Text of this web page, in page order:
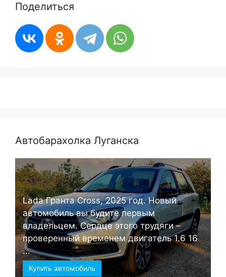
Поделиться
Автобарахолка Луганска
Lada Гранта Cross, 2025 год. Новый
автомобиль вы будите первым
владельцем. Сердце этого трудяги –
проверенный временем двигатель 1.6 16
...
Купить автомобиль